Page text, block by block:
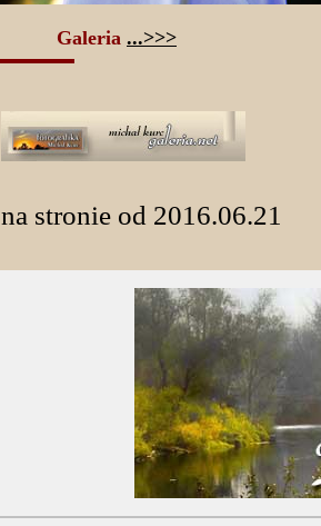
Galeria ...>>>
na stronie od 2016.06.21